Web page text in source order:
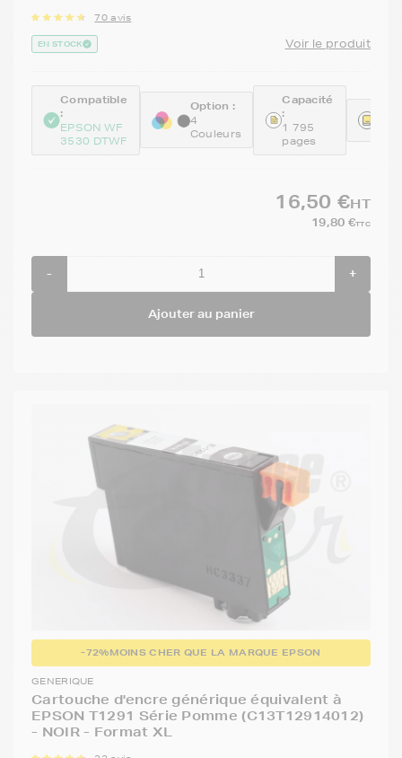
70 avis
EN STOCK Voir le produit
Compatible
:
EPSON WF
3530 DTWF
Option :
4
Couleurs
Capacité
:
1 795
pages
16,50 €HT
19,80 €TTC
- +
Ajouter au panier
-72%MOINS CHER QUE LA MARQUE EPSON
GENERIQUE
Cartouche d'encre générique équivalent à
EPSON T1291 Série Pomme (C13T12914012)
- NOIR - Format XL